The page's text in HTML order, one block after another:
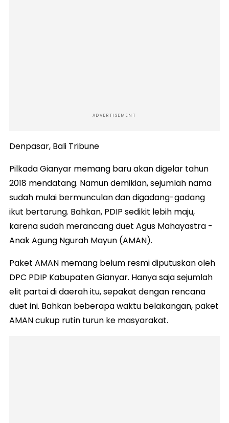
ADVERTISEMENT
Denpasar, Bali Tribune
Pilkada Gianyar memang baru akan digelar tahun
2018 mendatang. Namun demikian, sejumlah nama
sudah mulai bermunculan dan digadang-gadang
ikut bertarung. Bahkan, PDIP sedikit lebih maju,
karena sudah merancang duet Agus Mahayastra -
Anak Agung Ngurah Mayun (AMAN).
Paket AMAN memang belum resmi diputuskan oleh
DPC PDIP Kabupaten Gianyar. Hanya saja sejumlah
elit partai di daerah itu, sepakat dengan rencana
duet ini. Bahkan beberapa waktu belakangan, paket
AMAN cukup rutin turun ke masyarakat.